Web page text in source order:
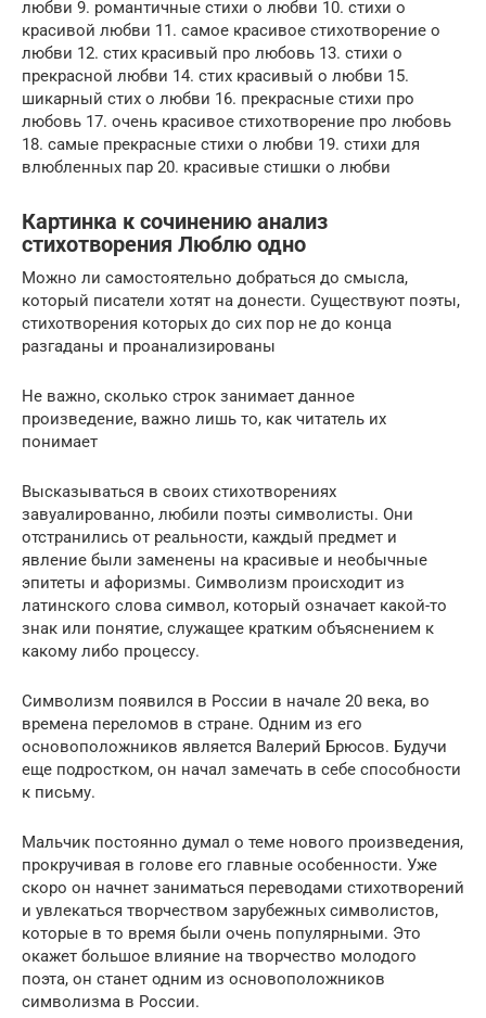
любви 9. романтичные стихи о любви 10. стихи о
красивой любви 11. самое красивое стихотворение о
любви 12. стих красивый про любовь 13. стихи о
прекрасной любви 14. стих красивый о любви 15.
шикарный стих о любви 16. прекрасные стихи про
любовь 17. очень красивое стихотворение про любовь
18. самые прекрасные стихи о любви 19. стихи для
влюбленных пар 20. красивые стишки о любви
Картинка к сочинению анализ
стихотворения Люблю одно
Можно ли самостоятельно добраться до смысла,
который писатели хотят на донести. Существуют поэты,
стихотворения которых до сих пор не до конца
разгаданы и проанализированы
Не важно, сколько строк занимает данное
произведение, важно лишь то, как читатель их
понимает
Высказываться в своих стихотворениях
завуалированно, любили поэты символисты. Они
отстранились от реальности, каждый предмет и
явление были заменены на красивые и необычные
эпитеты и афоризмы. Символизм происходит из
латинского слова символ, который означает какой-то
знак или понятие, служащее кратким объяснением к
какому либо процессу.
Символизм появился в России в начале 20 века, во
времена переломов в стране. Одним из его
основоположников является Валерий Брюсов. Будучи
еще подростком, он начал замечать в себе способности
к письму.
Мальчик постоянно думал о теме нового произведения,
прокручивая в голове его главные особенности. Уже
скоро он начнет заниматься переводами стихотворений
и увлекаться творчеством зарубежных символистов,
которые в то время были очень популярными. Это
окажет большое влияние на творчество молодого
поэта, он станет одним из основоположников
символизма в России.